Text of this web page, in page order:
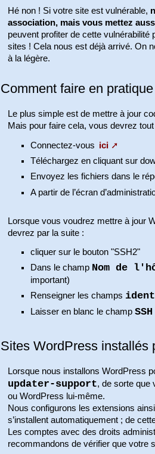
Hé non ! Si votre site est vulnérable,
association, mais vous mettez
peuvent profiter de cette vulnérabilité
sites ! Cela nous est déjà arrivé. On
à la légère.
Comment faire en
Le plus simple est de mettre à jour
Mais pour faire cela, vous devrez tout
Connectez-vous ici
Téléchargez en cliquant sur
Envoyez les fichiers dans le
A partir de l’écran
Lorsque vous voudrez mettre à jour
devrez par la suite :
cliquer sur le bouton "SSH2"
Dans le champ Nom de
important)
Renseigner les champs
Laisser en blanc le champ
Sites WordPress installés
Lorsque nous installons WordPress
updater-support, de sorte que
ou WordPress lui-même.
Nous configurons les extensions
s’installent automatiquement ; de
Les comptes avec des droits
recommandons de vérifier que votre